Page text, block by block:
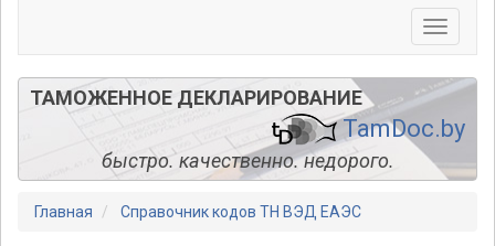
ТАМОЖЕННОЕ ДЕКЛАРИРОВАНИЕ
TamDoc.by
быстро. качественно. недорого.
Главная Справочник кодов ТН ВЭД ЕАЭС